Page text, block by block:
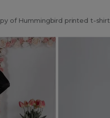
of Hummingbird printed t-shirt